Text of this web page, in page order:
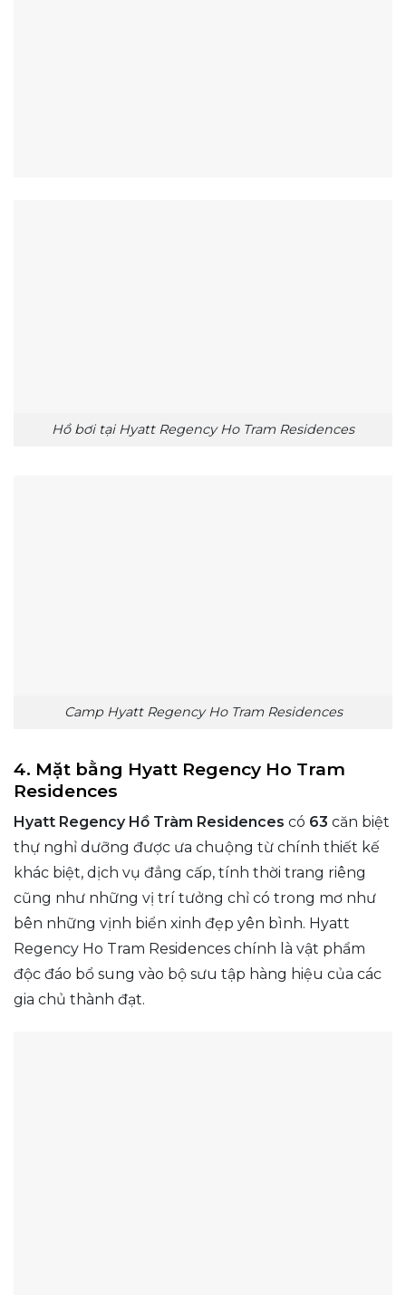
Hồ bơi tại Hyatt Regency Ho Tram Residences
Camp Hyatt Regency Ho Tram Residences
4. Mặt bằng Hyatt Regency Ho Tram
Residences
Hyatt Regency Hồ Tràm Residences có 63 căn biệt
thự nghỉ dưỡng được ưa chuộng từ chính thiết kế
khác biệt, dịch vụ đẳng cấp, tính thời trang riêng
cũng như những vị trí tưởng chỉ có trong mơ như
bên những vịnh biển xinh đẹp yên bình. Hyatt
Regency Ho Tram Residences chính là vật phẩm
độc đáo bổ sung vào bộ sưu tập hàng hiệu của các
gia chủ thành đạt.